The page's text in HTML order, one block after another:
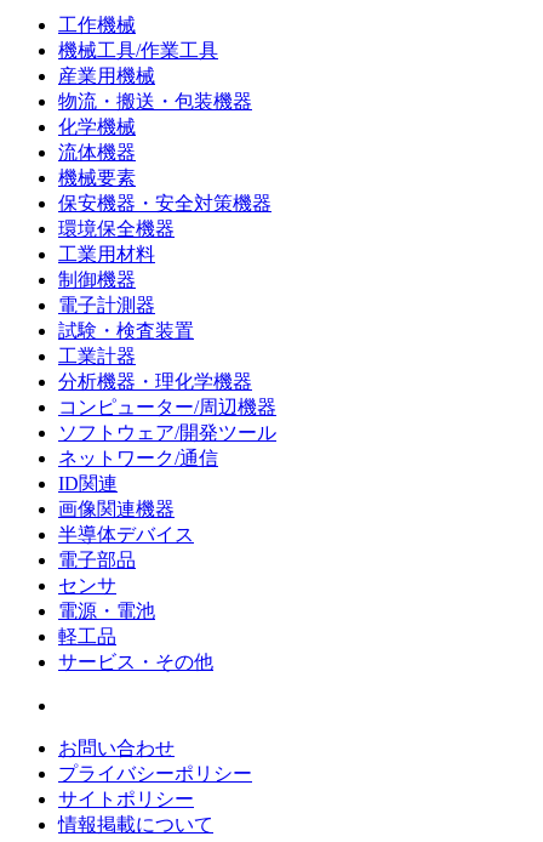
工作機械
機械工具/作業工具
産業用機械
物流・搬送・包装機器
化学機械
流体機器
機械要素
保安機器・安全対策機器
環境保全機器
工業用材料
制御機器
電子計測器
試験・検査装置
工業計器
分析機器・理化学機器
コンピューター/周辺機器
ソフトウェア/開発ツール
ネットワーク/通信
ID関連
画像関連機器
半導体デバイス
電子部品
センサ
電源・電池
軽工品
サービス・その他
お問い合わせ
プライバシーポリシー
サイトポリシー
情報掲載について